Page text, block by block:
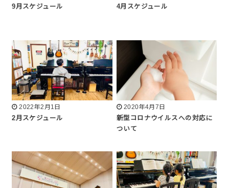
9月スケジュール
4月スケジュール
2022年2月1日
2月スケジュール
2020年4月7日
新型コロナウイルスへの対応に
ついて